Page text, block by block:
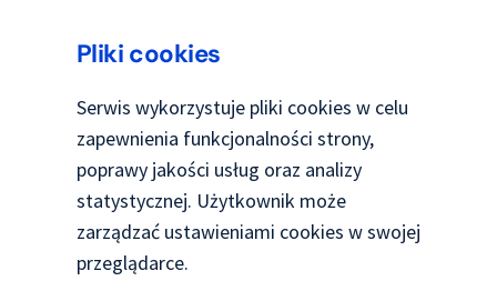
Pliki cookies
Serwis wykorzystuje pliki cookies w celu
zapewnienia funkcjonalności strony,
poprawy jakości usług oraz analizy
statystycznej. Użytkownik może
zarządzać ustawieniami cookies w swojej
przeglądarce.